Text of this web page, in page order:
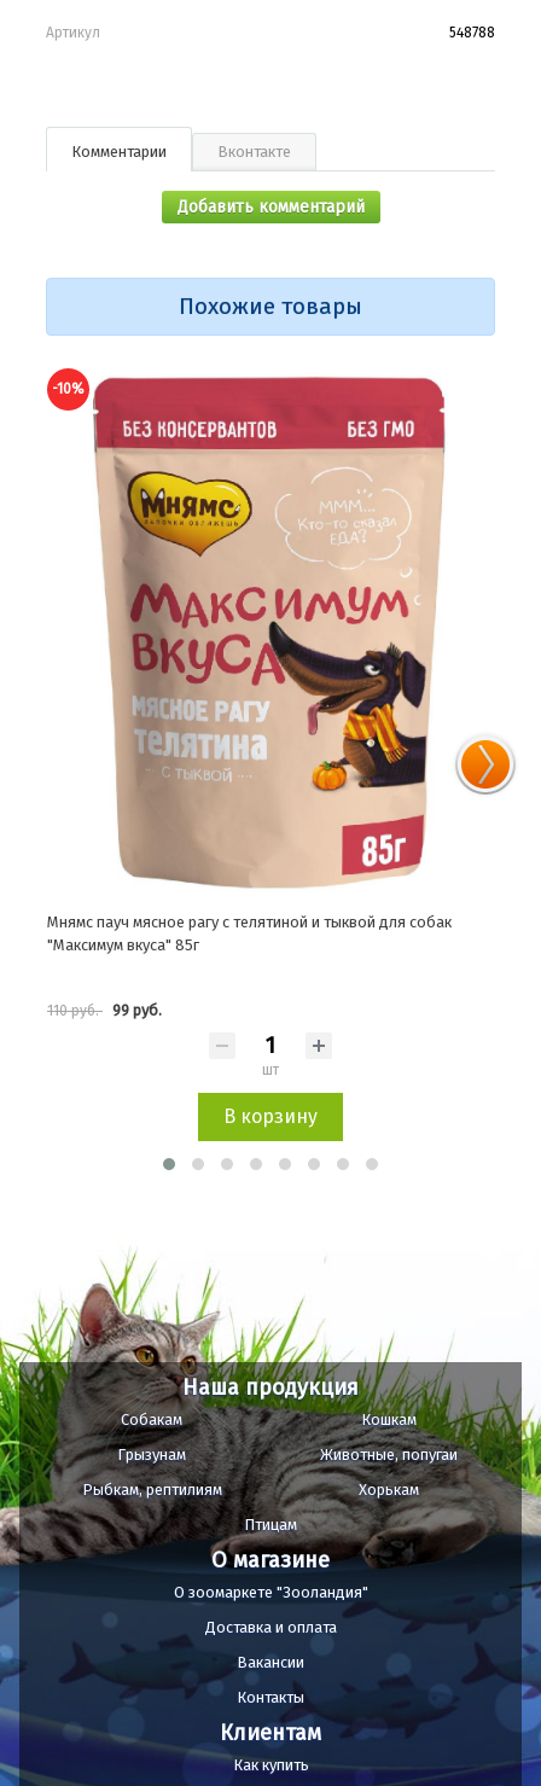
Артикул 548788
Комментарии Вконтакте
Добавить комментарий
Похожие товары
пауч мясное рагу с телятиной и тыквой для собак
вкуса" 85г
99 руб.
В корзину
Мнямс
Наша продукция
Собакам
Кошкам
Грызунам
Животные, попугаи
Рыбкам, рептилиям
Хорькам
Птицам
О магазине
О зоомаркете "Зооландия"
Доставка и оплата
Вакансии
Контакты
Клиентам
Как купить